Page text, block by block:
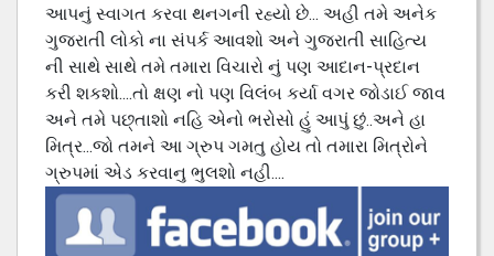
આપનું સ્વાગત કરવા થનગની રહ્યો છે... અહી તમે અનેક
ગુજરાતી લોકો ના સંપર્ક આવશો અને ગુજરાતી સાહિત્ય
ની સાથે સાથે તમે તમારા વિચારો નું પણ આદાન-પ્રદાન
કરી શકશો....તો ક્ષણ નો પણ વિલંબ કર્યા વગર જોડાઈ જાવ
અને તમે પછ્તાશો નહિ એનો ભરોસો હું આપું છું..અને હા
મિત્ર...જો તમને આ ગ્રુપ ગમતુ હોય તો તમારા મિત્રોને
ગ્રુપમાં એડ કરવાનુ ભુલશો નહી....